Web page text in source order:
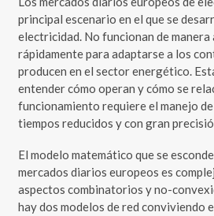
principal escenario en el que se
electricidad. No funcionan de
rápidamente para adaptarse a los
producen en el sector energético.
entender cómo operan y cómo se
funcionamiento requiere el manejo
tiempos reducidos y con gran
El modelo matemático que se
mercados diarios europeos es
aspectos combinatorios y no-
hay dos modelos de red conviviendo